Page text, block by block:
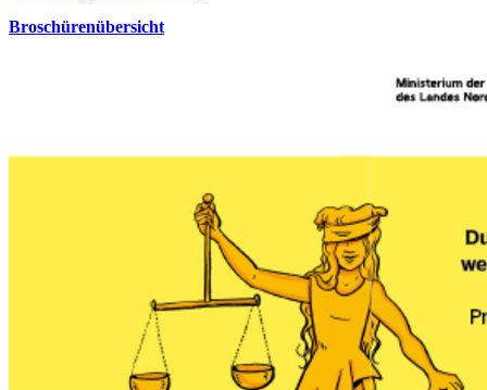
Broschürenübersicht